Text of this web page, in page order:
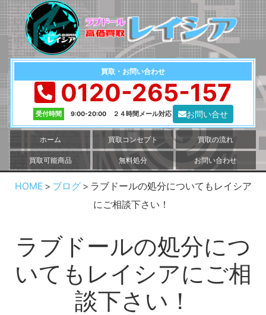
買取・お問い合わせ
0120-265-157
受付時間 9:00-20:00 ２４時間メール対応 お問い合せ
ホーム 買取コンセプト 買取の流れ
買取可能商品 無料処分 お問い合わせ
HOME ブログ
ラブドールの処分についてもレイシア
にご相談下さい！
ラブドールの処分につ
いてもレイシアにご相
談下さい！